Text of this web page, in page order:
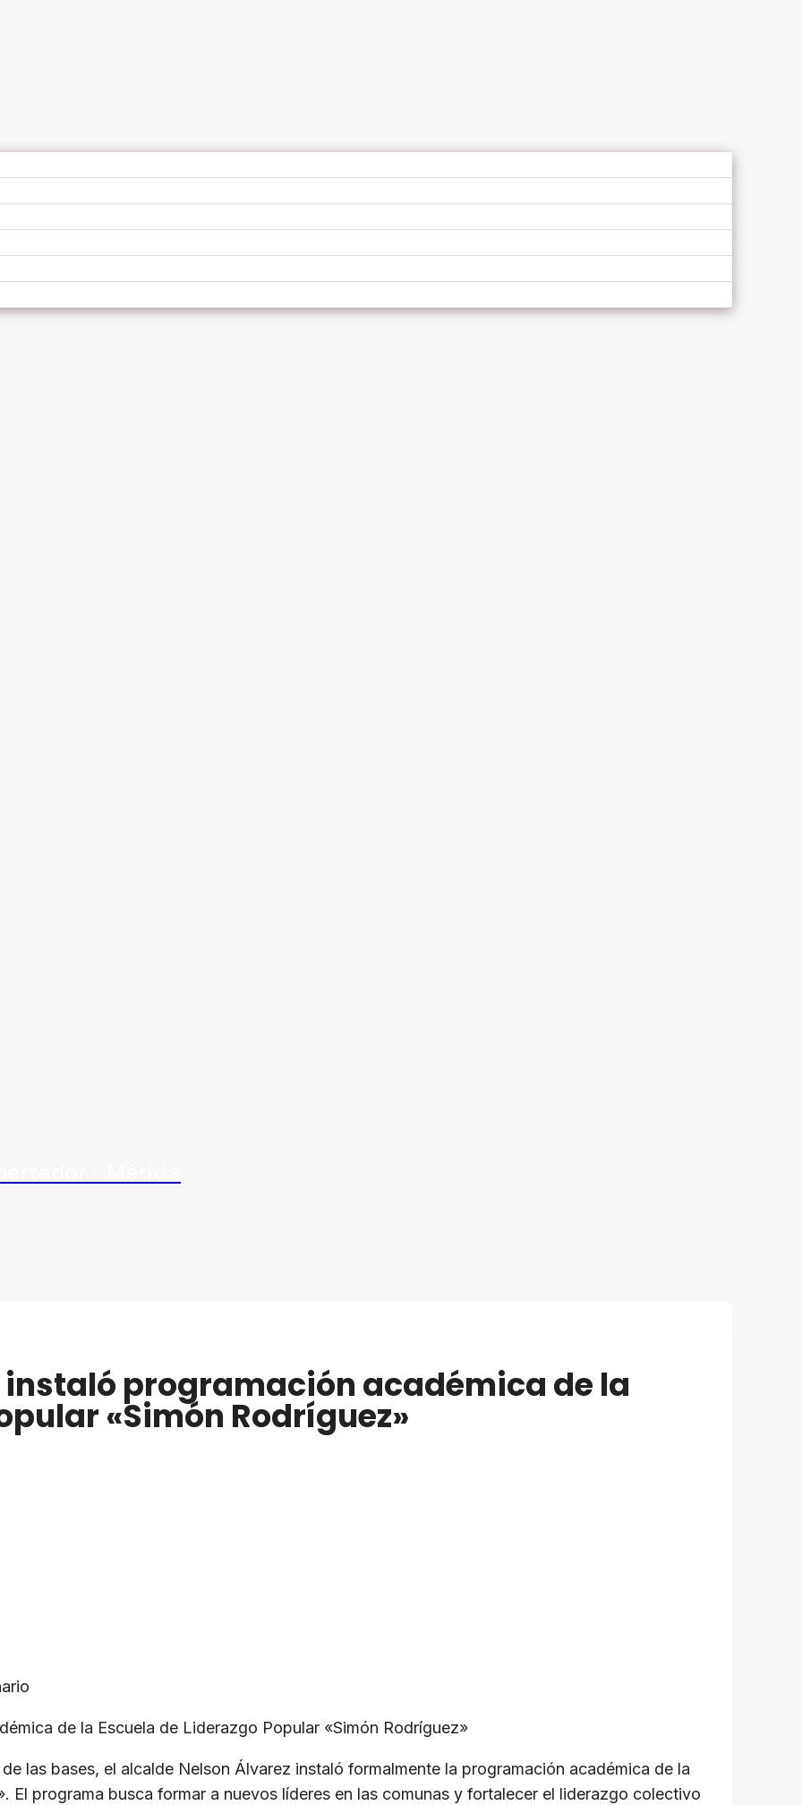
instaló programación académica de la
«Simón Rodríguez»
de la Escuela de Liderazgo Popular «Simón Rodríguez»
las bases, el alcalde Nelson Álvarez instaló formalmente la programación académica de la
El programa busca formar a nuevos líderes en las comunas y fortalecer el liderazgo colectivo